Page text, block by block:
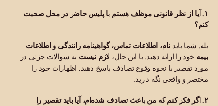
۱. آیا از نظر قانونی موظف هستم با پلیس حاضر در محل صحبت
کنم؟
بله. شما باید نام، اطلاعات تماس، گواهینامه رانندگی و اطلاعات
بیمه خود را ارائه دهید. با این حال، لازم نیست به سوالات جزئی در
مورد تقصیر یا نحوه وقوع تصادف پاسخ دهید. اظهارات خود را
مختصر و واقعی نگه دارید.
۲. اگر فکر کنم که من باعث تصادف شده‌ام، آیا باید تقصیر را